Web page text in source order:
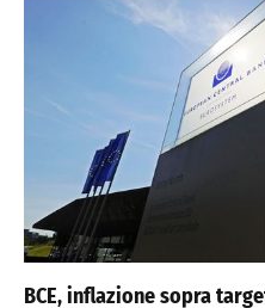
BCE, inflazione sopra